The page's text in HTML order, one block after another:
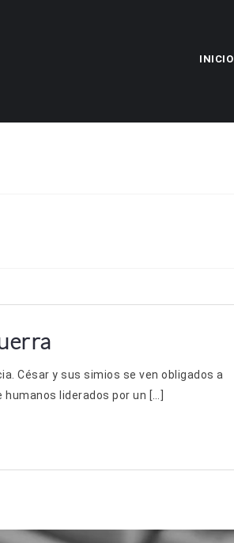
INICIO
César y sus simios se ven obligados a
liderados por un […]